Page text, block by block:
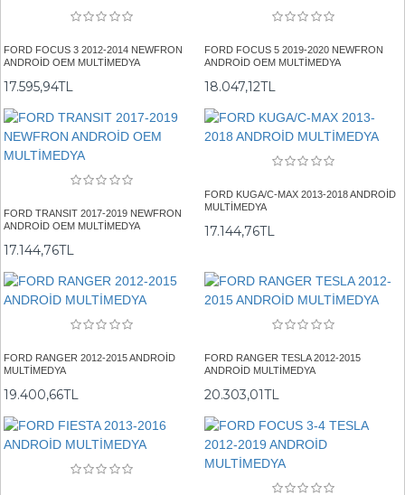
FORD FOCUS 3 2012-2014 NEWFRON
ANDROİD OEM MULTİMEDYA
17.595,94TL
FORD FOCUS 5 2019-2020 NEWFRON
ANDROİD OEM MULTİMEDYA
18.047,12TL
FORD TRANSIT 2017-2019 NEWFRON
ANDROİD OEM MULTİMEDYA
17.144,76TL
FORD KUGA/C-MAX 2013-2018 ANDROİD
MULTİMEDYA
17.144,76TL
FORD RANGER 2012-2015 ANDROİD
MULTİMEDYA
19.400,66TL
FORD RANGER TESLA 2012-2015
ANDROİD MULTİMEDYA
20.303,01TL